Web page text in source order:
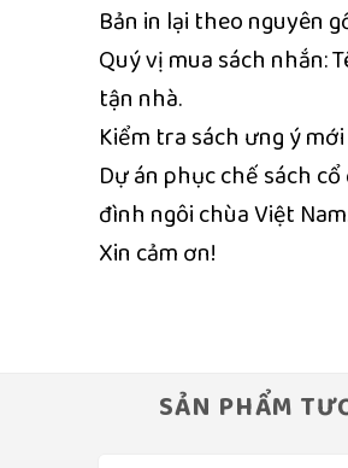
Bản in lại theo nguyên
Quý vị mua sách nhắn:
tận nhà.
Kiểm tra sách ưng ý
Dự án phục chế sách
đình ngôi chùa Việt
Xin cảm ơn!
SẢN PHẨM